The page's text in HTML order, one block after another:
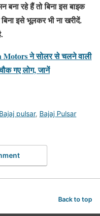
रहे हैं तो बिना इस बाइक
इसे भूलकर भी ना खरीदें.
ने सोलर से चलने वाली
गए लोग, जानें
Bajaj pulsar, Bajaj Pulsar
Back to top